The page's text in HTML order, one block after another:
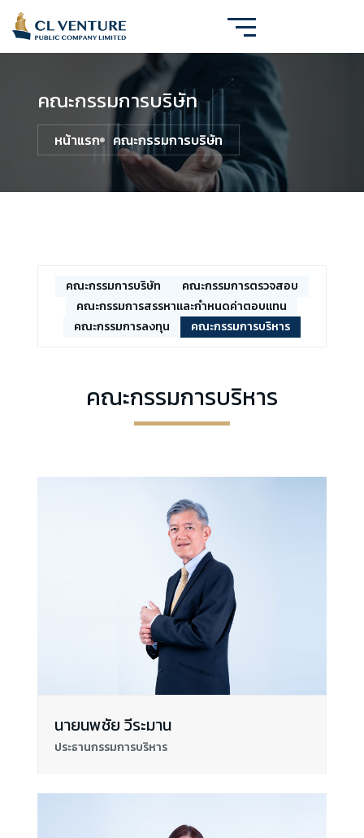
คณะกรรมการบริษัท
หน้าแรก คณะกรรมการบริษัท
คณะกรรมการบริษัท
คณะกรรมการตรวจสอบ
คณะกรรมการสรรหาและกำหนดค่าตอบแทน
คณะกรรมการลงทุน
คณะกรรมการบริหาร
คณะกรรมการบริหาร
นายนพชัย วีระมาน
ประธานกรรมการบริหาร